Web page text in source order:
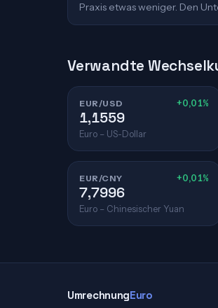
Praxis etwas weniger. Den
Verwandte
EUR/USD +0,01%
1,1559
Euro – US-Dollar
EUR/CNY +0,01%
7,7996
Euro – Chinesischer Yuan
UmrechnungEuro